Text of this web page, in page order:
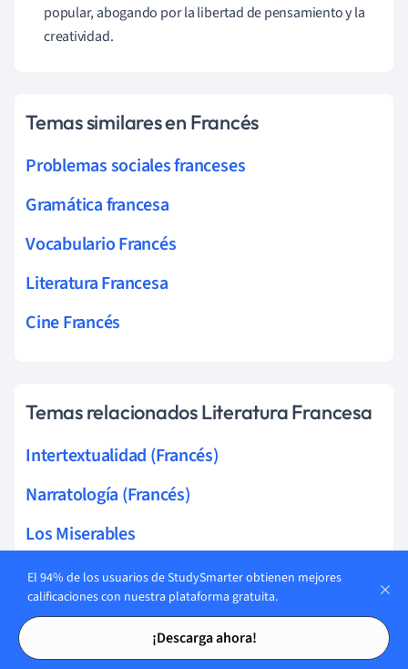
Tarjetas de estudio
Tarjetas de estudio
popular, abogando por la libertad de pensamiento y la
creatividad.
Temas similares en Francés
Problemas sociales franceses
Gramática francesa
Vocabulario Francés
Literatura Francesa
Cine Francés
Temas relacionados Literatura Francesa
Intertextualidad (Francés)
Narratología (Francés)
Los Miserables
Jorobado de Notre-Dame
Atomizado
Canción de cuna
El 94% de los usuarios de StudySmarter obtienen mejores
calificaciones con nuestra plataforma gratuita.
¡Descarga ahora!